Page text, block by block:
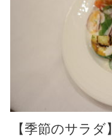
【季節のサラ